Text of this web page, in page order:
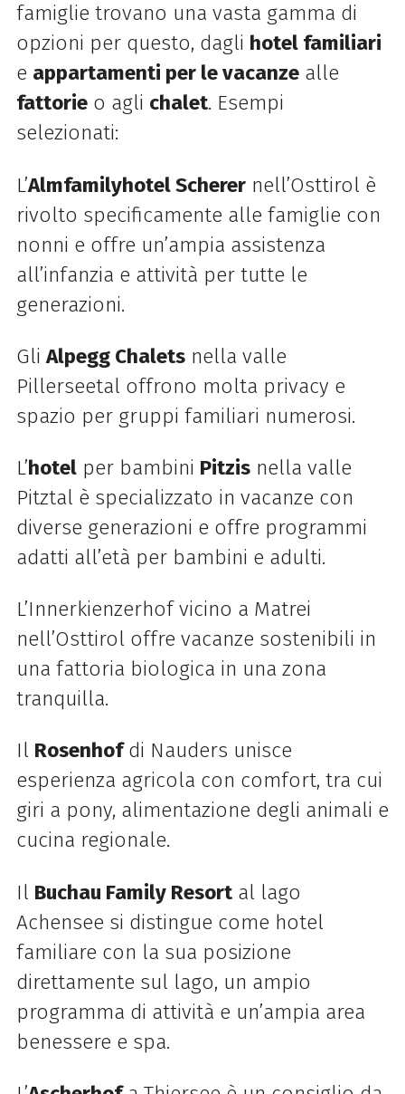
famiglie trovano una vasta gamma di
opzioni per questo, dagli hotel familiari
e appartamenti per le vacanzealle
fattorieo agli chalet. Esempi
selezionati:
L’Almfamilyhotel Scherernell’Osttirol è
rivolto specificamente alle famiglie con
nonni e offre un’ampia assistenza
all’infanzia e attività per tutte le
generazioni.
GliAlpegg Chaletsnella valle
Pillerseetal offrono molta privacy e
spazio per gruppi familiari numerosi.
L’hotelper bambini Pitzisnella valle
Pitztal è specializzato in vacanze con
diverse generazioni e offre programmi
adatti all’età per bambini e adulti.
L’Innerkienzerhofvicino a Matrei
nell’Osttirol offre vacanze sostenibili in
una fattoria biologica in una zona
tranquilla.
Il Rosenhofdi Nauders unisce
esperienza agricola con comfort, tra cui
giri a pony, alimentazione degli animali e
cucina regionale.
Il Buchau Family Resortal lago
Achensee si distingue come hotel
familiare con la sua posizione
direttamente sul lago, un ampio
programma di attività e un’ampia area
benessere e spa.